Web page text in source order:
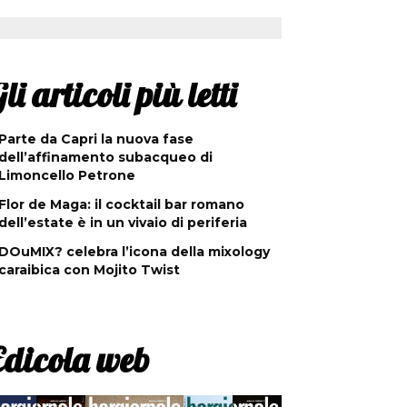
articoli più letti
da Capri la nuova fase
subacqueo di
Petrone
de Maga: il cocktail bar romano
è in un vivaio di periferia
celebra l’icona della mixology
con Mojito Twist
web